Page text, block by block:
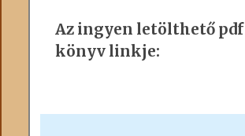
Az ingyen letölthető pdf
könyv linkje: